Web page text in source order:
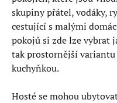
skupiny přátel, vodáky,
cestující s malými
pokojů si zde lze vybrat
tak prostornější
kuchyňkou.
Hosté se mohou